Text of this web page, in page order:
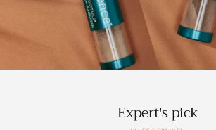
Expert's pick